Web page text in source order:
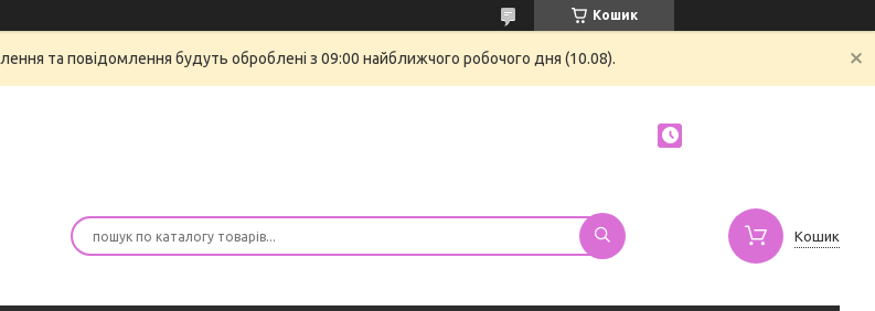
Кошик
та повідомлення будуть оброблені з 09:00 найближчого робочого дня (10.08).
Кошик